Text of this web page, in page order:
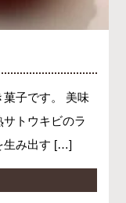
子です。 美味
トウキビのラ
生み出す […]